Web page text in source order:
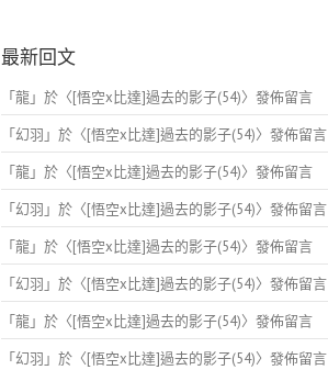
最新回文
「龍」於〈[悟空x比達]過去的影子(54)〉發佈留言
「幻羽 」於〈[悟空x比達]過去的影子(54)〉發佈留言
「龍」於〈[悟空x比達]過去的影子(54)〉發佈留言
「幻羽 」於〈[悟空x比達]過去的影子(54)〉發佈留言
「龍」於〈[悟空x比達]過去的影子(54)〉發佈留言
「幻羽 」於〈[悟空x比達]過去的影子(54)〉發佈留言
「龍」於〈[悟空x比達]過去的影子(54)〉發佈留言
「幻羽 」於〈[悟空x比達]過去的影子(54)〉發佈留言